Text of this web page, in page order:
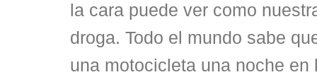
la cara puede ver como
droga. Todo el mundo sabe
una motocicleta una noche en